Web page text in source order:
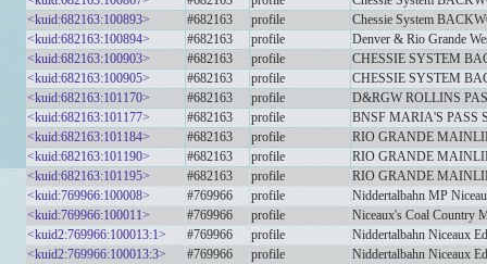
<kuid:682163:100893>
#682163 profile
Chessie System
<kuid:682163:100894>
#682163 profile
Denver & Rio Grande
<kuid:682163:100903>
#682163 profile
CHESSIE SYSTEM
<kuid:682163:100905>
#682163 profile
CHESSIE SYSTEM
<kuid:682163:101170>
#682163 profile
D&RGW ROLLINS
<kuid:682163:101177>
#682163 profile
BNSF MARIA'S PASS
<kuid:682163:101184>
#682163 profile
RIO GRANDE
<kuid:682163:101190>
#682163 profile
RIO GRANDE
<kuid:682163:101195>
#682163 profile
RIO GRANDE
<kuid:769966:100008>
#769966 profile
Niddertalbahn MP
<kuid:769966:100011>
#769966 profile
Niceaux's Coal Country
<kuid2:769966:100013:1>
#769966 profile
Niddertalbahn Niceaux
<kuid2:769966:100013:3>
#769966 profile
Niddertalbahn Niceaux